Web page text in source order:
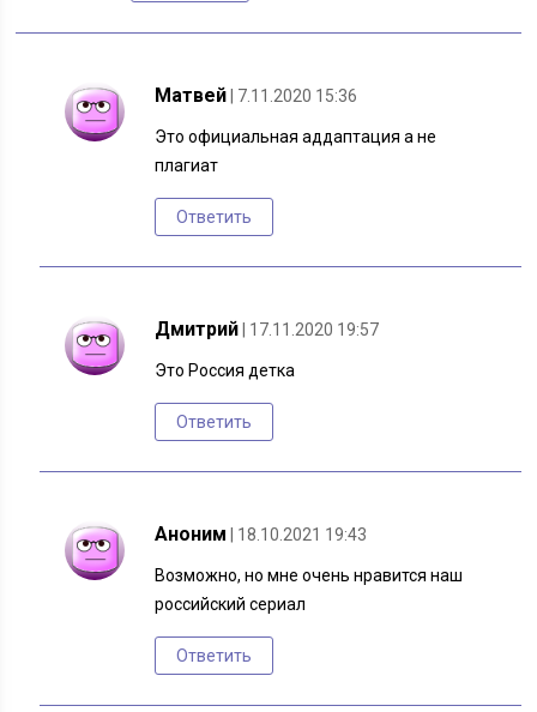
Матвей | 7.11.2020 15:36
Это официальная аддаптация а не
плагиат
Ответить
Дмитрий | 17.11.2020 19:57
Это Россия детка
Ответить
Аноним | 18.10.2021 19:43
Возможно, но мне очень нравится наш
российский сериал
Ответить